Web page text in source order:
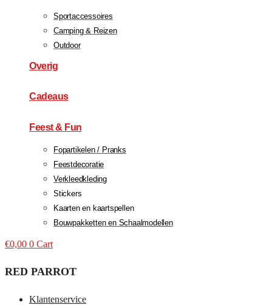
Sportaccessoires
Camping & Reizen
Outdoor
Overig
Cadeaus
Feest & Fun
Fopartikelen / Pranks
Feestdecoratie
Verkleedkleding
Stickers
Kaarten en kaartspellen
Bouwpakketten en Schaalmodellen
€0,00 0 Cart
RED PARROT
Klantenservice